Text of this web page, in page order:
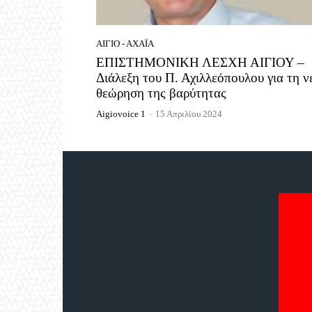
ΑΊΓΙΟ - ΑΧΑΪ́Α
ΕΠΙΣΤΗΜΟΝΙΚΗ ΛΕΣΧΗ ΑΙΓΙΟΥ –
Διάλεξη του Π. Αχιλλεόπουλου για τη
θεώρηση της βαρύτητας
Aigiovoice 1 - 15 Απριλίου 2024